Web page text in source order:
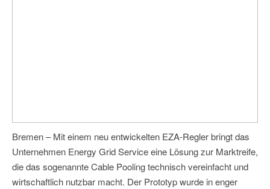
Bremen – Mit einem neu entwickelten EZA-Regler bringt das
Unternehmen Energy Grid Service eine Lösung zur Marktreife,
die das sogenannte Cable Pooling technisch vereinfacht und
wirtschaftlich nutzbar macht. Der Prototyp wurde in enger